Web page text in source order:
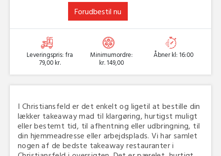
Forudbestil nu
Leveringspris: fra
79,00 kr.
Minimumordre:
kr. 149,00
Åbner kl: 16:00
I Christiansfeld er det enkelt og ligetil at bestille din
lækker takeaway mad til klargøring, hurtigst muligt
eller bestemt tid, til afhentning eller udbringning, til
din hjemmeadresse eller arbejdsplads. Vi har samlet
nogen af de bedste takeaway restauranter i